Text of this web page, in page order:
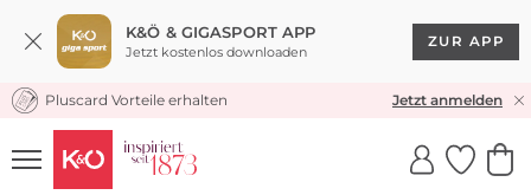
K&Ö & GIGASPORT APP
Jetzt kostenlos downloaden
ZUR APP
KOSTENLOSER VERSAND* & RÜCKVERSAND
Pluscard Vorteile erhalten Jetzt anmelden
UNSERE APP
CLICK &